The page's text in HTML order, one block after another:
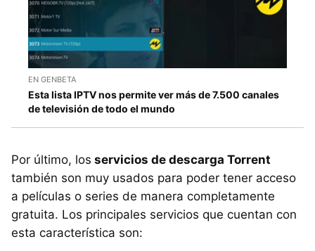
EN GENBETA
Esta lista IPTV nos permite ver más de 7.500 canales
de televisión de todo el mundo
Por último, los servicios de descarga Torrent
también son muy usados para poder tener acceso
a películas o series de manera completamente
gratuita. Los principales servicios que cuentan con
esta característica son: